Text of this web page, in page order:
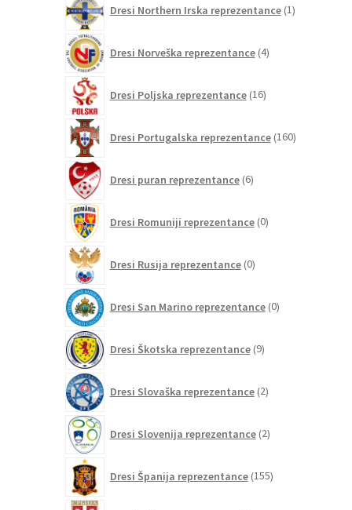
Dresi Northern Irska reprezentance 1izdelek
Dresi Norveška reprezentance 4izdelki
Dresi Poljska reprezentance 16izdelkov
Dresi Portugalska reprezentance 160izdelkov
Dresi puran reprezentance 6izdelkov
Dresi Romuniji reprezentance 0izdelkov
Dresi Rusija reprezentance 0izdelkov
Dresi San Marino reprezentance 0izdelkov
Dresi Škotska reprezentance 9izdelkov
Dresi Slovaška reprezentance 2izdelka
Dresi Slovenija reprezentance 2izdelka
Dresi Španija reprezentance 155izdelkov